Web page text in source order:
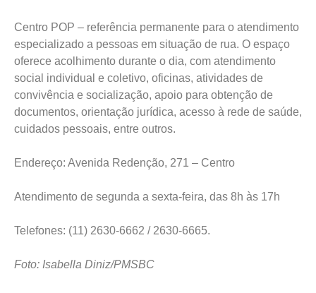
Centro POP – referência permanente para o atendimento
especializado a pessoas em situação de rua. O espaço
oferece acolhimento durante o dia, com atendimento
social individual e coletivo, oficinas, atividades de
convivência e socialização, apoio para obtenção de
documentos, orientação jurídica, acesso à rede de saúde,
cuidados pessoais, entre outros.
Endereço: Avenida Redenção, 271 – Centro
Atendimento de segunda a sexta-feira, das 8h às 17h
Telefones: (11) 2630-6662 / 2630-6665.
Foto: Isabella Diniz/PMSBC